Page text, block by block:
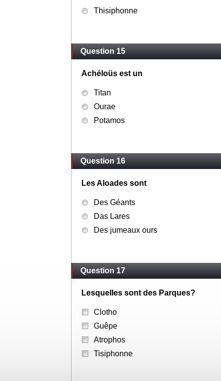
Thisiphonne
Question 15
Achéloüs est un
Titan
Ourae
Potamos
Question 16
Les Aloades sont
Des Géants
Das Lares
Des jumeaux ours
Question 17
Lesquelles sont des Parques?
Clotho
Guêpe
Atrophos
Tisiphonne